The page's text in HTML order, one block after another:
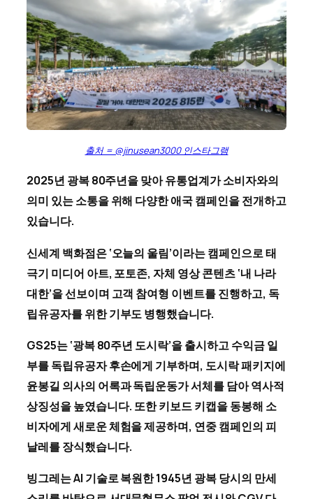
출처 = @jinusean3000 인스타그램
2025년 광복 80주년을 맞아 유통업계가 소비자와의
의미 있는 소통을 위해 다양한 애국 캠페인을 전개하고
있습니다.
신세계 백화점은 ‘오늘의 울림’이라는 캠페인으로 태
극기 미디어 아트, 포토존, 자체 영상 콘텐츠 ‘내 나라
대한’을 선보이며 고객 참여형 이벤트를 진행하고, 독
립유공자를 위한 기부도 병행했습니다.
GS25는 ‘광복 80주년 도시락’을 출시하고 수익금 일
부를 독립유공자 후손에게 기부하며, 도시락 패키지에
윤봉길 의사의 어록과 독립운동가 서체를 담아 역사적
상징성을 높였습니다. 또한 키보드 키캡을 동봉해 소
비자에게 새로운 체험을 제공하며, 연중 캠페인의 피
날레를 장식했습니다.
빙그레는 AI 기술로 복원한 1945년 광복 당시의 만세